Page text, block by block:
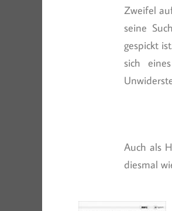
Zweifel
seine
gespickt
sich
Auch als
diesmal